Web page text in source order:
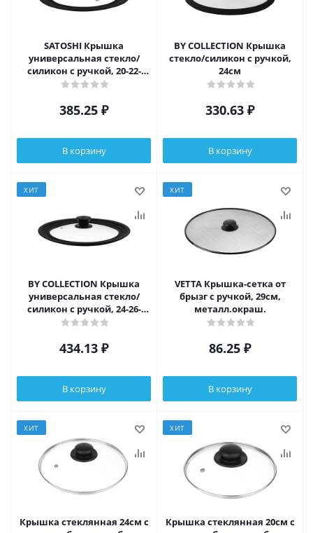
SATOSHI Крышка
универсальная стекло/
силикон с ручкой, 20-22-
24см
385.25 ₽
В корзину
BY COLLECTION Крышка
стекло/силикон с ручкой,
24см
330.63 ₽
В корзину
ХИТ
BY COLLECTION Крышка
универсальная стекло/
силикон с ручкой, 24-26-
28см
434.13 ₽
В корзину
ХИТ
VETTA Крышка-сетка от
брызг с ручкой, 29см,
металл.окраш.
86.25 ₽
В корзину
ХИТ
Крышка стеклянная 24см с
ХИТ
Крышка стеклянная 20см с